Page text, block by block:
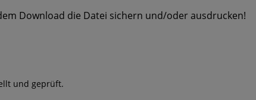
die Datei sichern und/oder ausdrucken!
und geprüft.